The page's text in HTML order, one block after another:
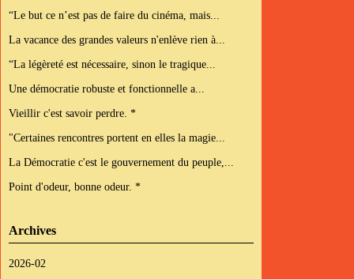
“Le but ce n’est pas de faire du cinéma, mais...
La vacance des grandes valeurs n'enlève rien à...
“La légèreté est nécessaire, sinon le tragique...
Une démocratie robuste et fonctionnelle a...
Vieillir c'est savoir perdre. *
"Certaines rencontres portent en elles la magie...
La Démocratie c'est le gouvernement du peuple,...
Point d'odeur, bonne odeur. *
Archives
2026-02